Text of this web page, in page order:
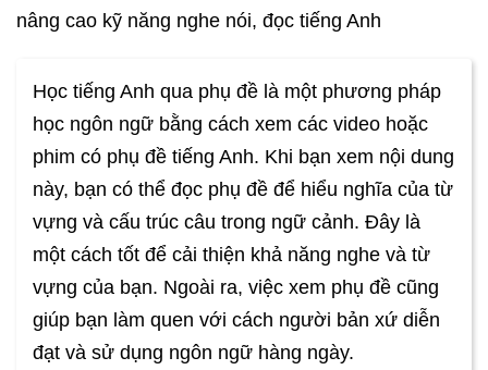
nâng cao kỹ năng nghe nói, đọc tiếng Anh
Học tiếng Anh qua phụ đề là một phương pháp
học ngôn ngữ bằng cách xem các video hoặc
phim có phụ đề tiếng Anh. Khi bạn xem nội dung
này, bạn có thể đọc phụ đề để hiểu nghĩa của từ
vựng và cấu trúc câu trong ngữ cảnh. Đây là
một cách tốt để cải thiện khả năng nghe và từ
vựng của bạn. Ngoài ra, việc xem phụ đề cũng
giúp bạn làm quen với cách người bản xứ diễn
đạt và sử dụng ngôn ngữ hàng ngày.